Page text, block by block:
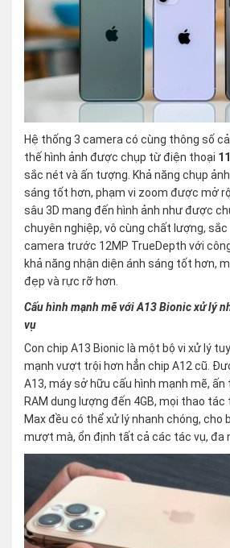
Hệ thống 3 camera có cùng thông số
thế hình ảnh được chụp từ điện thoại
sắc nét và ấn tượng. Khả năng chụp
sáng tốt hơn, phạm vi zoom được mở
sâu 3D mang đến hình ảnh như được
chuyên nghiệp, vô cùng chất lượng, sắc
camera trước 12MP TrueDepth với
khả năng nhận diện ánh sáng tốt hơn,
đẹp và rực rỡ hơn.
Cấu hình mạnh mẽ với A13 Bionic xử lý
vụ
Con chip A13 Bionic là một bộ vi xử lý
mạnh vượt trội hơn hẳn chip A12 cũ.
A13, máy sở hữu cấu hình mạnh mẽ,
RAM dung lượng đến 4GB, mọi thao tác
Max đều có thể xử lý nhanh chóng, cho
mượt mà, ổn định tất cả các tác vụ, đa